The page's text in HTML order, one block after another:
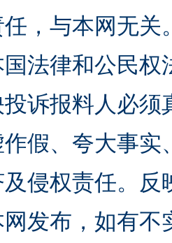
，与本网无
法律和公民
投诉报料人必
假、夸大事
及侵权责任。
发布，如有